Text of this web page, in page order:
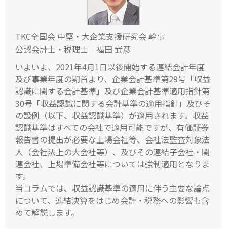
TKC全国会 中堅・大企業支援研究会 幹事
公認会計士・税理士 福田 武彦
いよいよ、2021年4月1日以後開始する連結会計年度
及び事業年度の期首より、企業会計基準第29号「収益
認識に関する会計基準」及び企業会計基準適用指針第
30号「収益認識に関する会計基準の適用指針」及びそ
の設例（以下、収益認識基準）が適用されます。収益
認識基準はすべての会社で適用可能ですが、有価証券
報告書の提出が必要な上場会社等、会社法監査対象法
人（会社法上の大会社等）、及びその連結子会社・関
連会社、上場準備会社等については強制適用となりま
す。
当コラムでは、収益認識基準の適用に伴う主要な論点
について、連結決算をはじめ会計・税務への影響も含
めて解説します。